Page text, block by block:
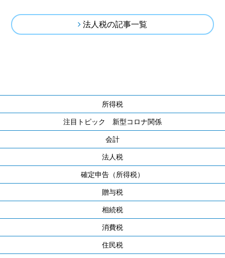
法人税の記事一覧
所得税
注目トピック 新型コロナ関係
会計
法人税
確定申告（所得税）
贈与税
相続税
消費税
住民税